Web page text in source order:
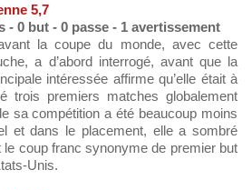
5,7
- 0 but - 0 passe - 1 avertissement
la coupe du monde, avec cette
a d’abord interrogé, avant que la
intéressée affirme qu’elle était à
trois premiers matches globalement
sa compétition a été beaucoup moins
et dans le placement, elle a sombré
coup franc synonyme de premier but
Unis.